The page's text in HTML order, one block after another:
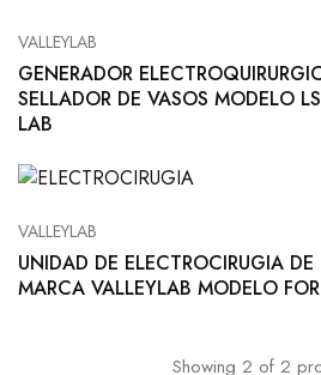
VALLEYLAB
GENERADOR
SELLADOR DE VASOS MODELO
LAB
VALLEYLAB
UNIDAD DE ELECTROCIRUGIA
MARCA VALLEYLAB MODELO
Showing 2 of 2